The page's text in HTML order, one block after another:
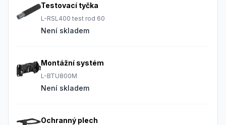
Testovací tyčka
L-RSL400 test rod 60
Není skladem
Montážní systém
L-BTU800M
Není skladem
Ochranný plech